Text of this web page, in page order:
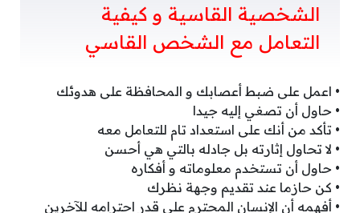
الشخصية القاسية و كيفية
التعامل مع الشخص القاسي
• اعمل على ضبط أعصابك و المحافظة على هدوئك
• حاول أن تصغي إليه جيدا
• تأكد من أنك على استعداد تام للتعامل معه
• لا تحاول إثارته بل جادله بالتي هي أحسن
• حاول أن تستخدم معلوماته و أفكاره
• كن حازما عند تقديم وجهة نظرك
• أفهمه أن الإنسان المحترم على قدر احترامه للآخرين